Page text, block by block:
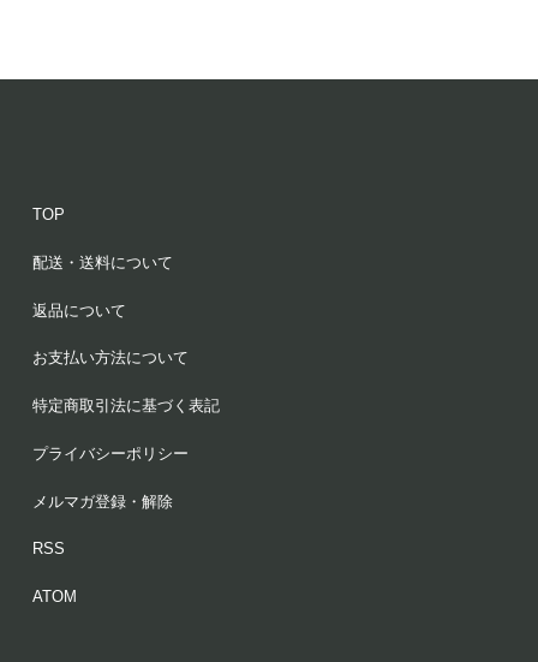
TOP
配送・送料について
返品について
お支払い方法について
特定商取引法に基づく表記
プライバシーポリシー
メルマガ登録・解除
RSS
ATOM